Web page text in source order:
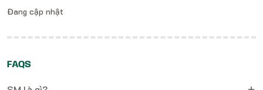
Đang cập nhật
FAQS